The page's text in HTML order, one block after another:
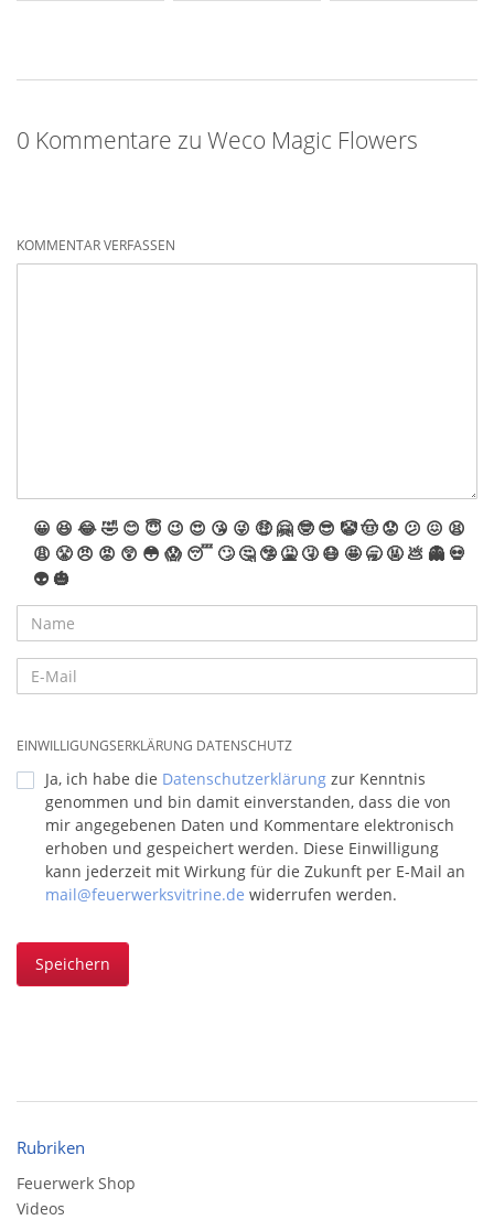
0 Kommentare zu Weco Magic Flowers
KOMMENTAR VERFASSEN
😀 😆 😂🤣 😊 😇 😉 😍 😘 😜 🤑 🤗 🤓 😎 🤡🤠 😟 😕 😖 😫
😩 😤 😠 😡 😲 😳 😱 😴 🙄 🤔 🤥 🤮 🤧 😷 🤩 🥱 🤬 💩 👻 💀
👽 🎃
EINWILLIGUNGSERKLÄRUNG DATENSCHUTZ
Ja, ich habe die Datenschutzerklärung zur Kenntnis
genommen und bin damit einverstanden, dass die von
mir angegebenen Daten und Kommentare elektronisch
erhoben und gespeichert werden. Diese Einwilligung
kann jederzeit mit Wirkung für die Zukunft per E-Mail an
mail@feuerwerksvitrine.de widerrufen werden.
Speichern
Rubriken
Feuerwerk Shop
Videos